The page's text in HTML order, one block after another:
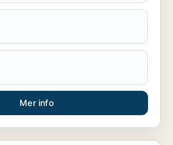
Mer info